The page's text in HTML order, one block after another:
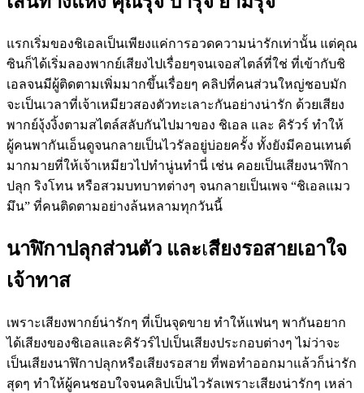
แรกเริ่มของชิเอลเป็นเพียงแค่การอวดความน่ารักเท่านั้น แต่คุณ
ซินก็ได้เริ่มลองพากย์เสียงไปเรื่อยๆจนเจอสไตล์ที่ใช่ ที่เข้ากับชิ
เอลจนมีผู้ติดตามเพิ่มมากขึ้นเรื่อยๆ คลิปที่คนส่วนใหญ่ชอบมัก
จะเป็นเวลาที่เจ้าเหมียวสองตัวทะเลาะกันอย่างน่ารัก ด้วยเสียง
พากย์งุ้งงิ้งตามสไตล์สลับกันไปมาของ ชิเอล และ คิรัวร์ ทำให้
ผู้คนพากันเอ็นดูจนกลายเป็นไวรัลอยู่บ่อยครั้ง ทั้งยังมีคอนเทนต์
มากมายที่ให้เจ้าเหมียวไปทำนู่นทำนี่ เช่น คอยเป็นเสียงนาฬิกา
ปลุก ริงโทน หรือสวมบทบาทต่างๆ จนกลายเป็นเพจ “ชิเอลแมว
มึน” ที่คนติดตามอย่างล้นหลามทุกวันนี้
นาฬิกาปลุกส่วนตัว และเสียงรอสายเอาใจ
เจ้าทาส
เพราะเสียงพากย์น่ารักๆ ที่เป็นจุดขาย ทำให้แฟนๆ พากันอยาก
ได้เสียงของชิเอลและคิรัวร์ไปเป็นเสียงประกอบต่างๆ ไม่ว่าจะ
เป็นเสียงนาฬิกาปลุกหรือเสียงรอสาย ที่พอทำออกมาแล้วก็น่ารัก
สุดๆ ทำให้ผู้คนชอบใจจนคลิปเป็นไวรัลเพราะเสียงน่ารักๆ เหล่า